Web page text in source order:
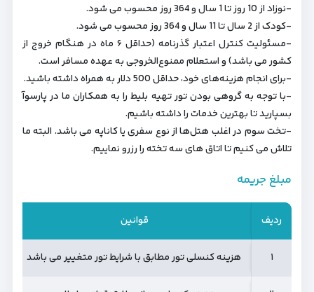
-نوزاد از 10 روز تا 1 سال و 364 روز محسوب می شود.
-کودک از 2 سال تا 11 سال و 364 روز محسوب می شود.
-مسئولیت کنترل اعتبار گذرنامه (حداقل ۶ ماه در هنگام خروج از
کشور می باشد) و استعلام ممنوع‌الخروجی به عهده مسافر است.
-برای انجام هزینه‌های خود، حداقل 500 دلار به همراه داشته باشید.
-با توجه به گروهی بودن تور تهیه بلیط را به همکاران ما در پارسوآ
بسپارید تا بهترین خدمات را داشته باشیم.
-تخت سوم در اغلب هتل‌ها از نوع سفری یا کاناپه می باشد. البته ما
تلاش می کنیم تا اتاق های سه تخته را رزرو نماییم.
مبلغ جریمه
ردیف قوانین
۱ هزینه کنسلی تور مطابق با شرایط تور متغییر می باشد
ردیف
۱